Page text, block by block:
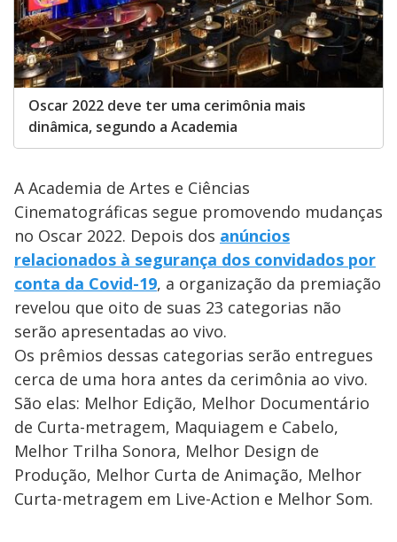
Oscar 2022 deve ter uma cerimônia mais
dinâmica, segundo a Academia
A Academia de Artes e Ciências
Cinematográficas segue promovendo mudanças
no Oscar 2022. Depois dos anúncios
relacionados à segurança dos convidados por
conta da Covid-19, a organização da premiação
revelou que oito de suas 23 categorias não
serão apresentadas ao vivo.
Os prêmios dessas categorias serão entregues
cerca de uma hora antes da cerimônia ao vivo.
São elas: Melhor Edição, Melhor Documentário
de Curta-metragem, Maquiagem e Cabelo,
Melhor Trilha Sonora, Melhor Design de
Produção, Melhor Curta de Animação, Melhor
Curta-metragem em Live-Action e Melhor Som.